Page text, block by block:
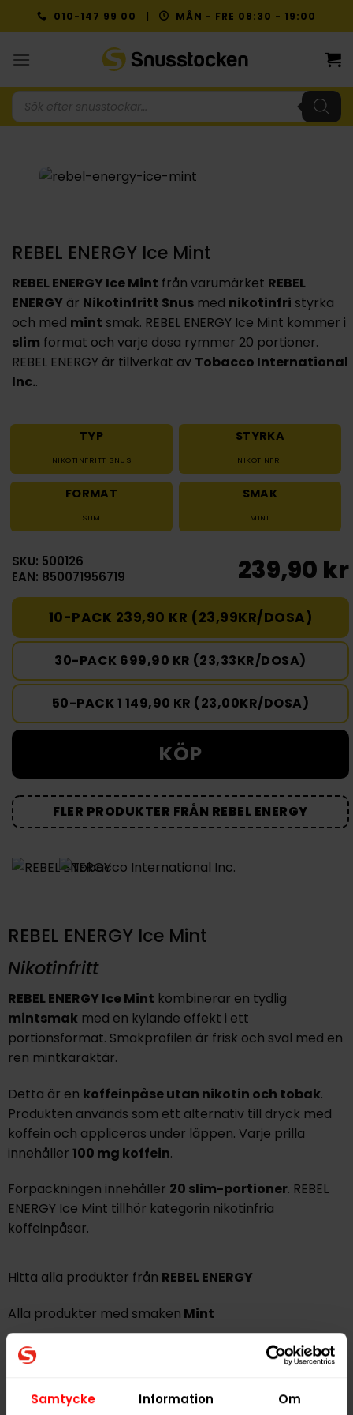
Samtycke Information Om
to
010-147 99 00 | MÅN - FRE 08:30 - 19:00
Produktsökning
REBEL ENERGY Ice Mint
REBEL ENERGY Ice Mint från varumärket REBEL
ENERGY är Nikotinfritt Snus med nikotinfri styrka
och med mint smak. REBEL ENERGY Ice Mint kommer i
slim format och varje dosa rymmer 20 portioner.
REBEL ENERGY är tillverkat av Tobacco International
Inc..
TYP
NIKOTINFRITT SNUS
STYRKA
NIKOTINFRI
FORMAT
SLIM
SMAK
MINT
SKU: 500126
EAN: 850071956719
239,90 kr
10-PACK 239,90 KR (23,99KR/DOSA)
30-PACK 699,90 KR (23,33KR/DOSA)
50-PACK 1 149,90 KR (23,00KR/DOSA)
KÖP
FLER PRODUKTER FRÅN REBEL ENERGY
REBEL ENERGY Ice Mint
Nikotinfritt
REBEL ENERGY Ice Mint kombinerar en tydlig
mintsmakmed en kylande effekt i ett
portionsformat. Smakprofilen är frisk och sval med en
ren mintkaraktär.
Detta är en koffeinpåse utan nikotin och tobak.
Produkten används som ett alternativ till dryck med
koffein och appliceras under läppen. Varje prilla
innehåller 100 mg koffein.
Förpackningen innehåller 20 slim-portioner. REBEL
ENERGY Ice Mint tillhör kategorin nikotinfria
koffeinpåsar.
Hitta alla produkter från REBEL ENERGY
Alla produkter med smaken Mint
PRODUKTINFORMATION
Nikotinfritt Snus